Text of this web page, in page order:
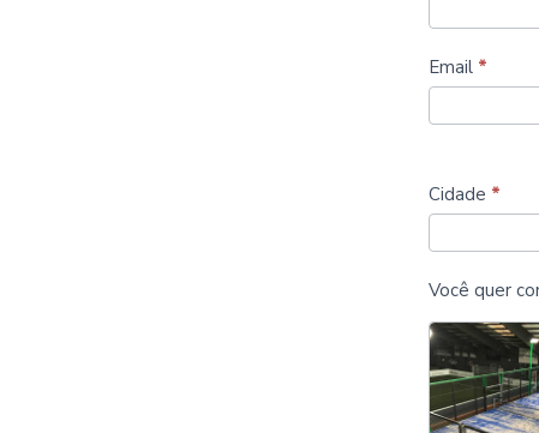
mais
tribunais
Email *
Cidade *
Você quer